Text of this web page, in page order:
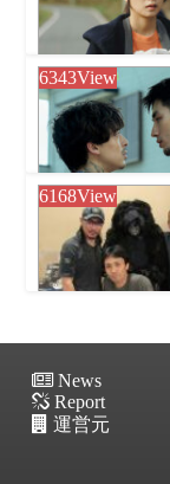
6343View
6168View
News
Report
運営元